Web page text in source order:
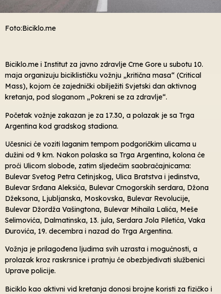
Foto:Biciklo.me
Biciklo.me i Institut za javno zdravlje Crne Gore u subotu 10.
maja organizuju biciklističku vožnju „kritična masa“ (Critical
Mass), kojom će zajednički obilježiti Svjetski dan aktivnog
kretanja, pod sloganom „Pokreni se za zdravlje“.
Početak vožnje zakazan je za 17.30, a polazak je sa Trga
Argentina kod gradskog stadiona.
Učesnici će voziti laganim tempom podgoričkim ulicama u
dužini od 9 km. Nakon polaska sa Trga Argentina, kolona će
proći Ulicom slobode, zatim sljedećim saobraćajnicama:
Bulevar Svetog Petra Cetinjskog, Ulica Bratstva i jedinstva,
Bulevar Srđana Aleksića, Bulevar Crnogorskih serdara, Džona
Džeksona, Ljubljanska, Moskovska, Bulevar Revolucije,
Bulevar Džordža Vašingtona, Bulevar Mihaila Lalića, Meše
Selimovića, Dalmatinska, 13. jula, Serdara Jola Piletića, Vaka
Đurovića, 19. decembra i nazad do Trga Argentina.
Vožnja je prilagođena ljudima svih uzrasta i mogućnosti, a
prolazak kroz raskrsnice i pratnju će obezbjeđivati službenici
Uprave policije.
Biciklo kao aktivni vid kretanja donosi brojne koristi za fizičko i